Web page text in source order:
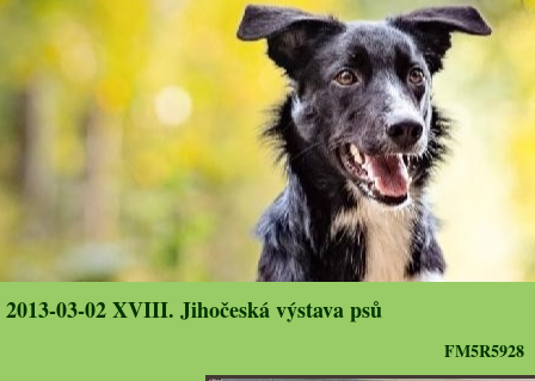
2013-03-02 XVIII. Jihočeská výstava psů
FM5R5928